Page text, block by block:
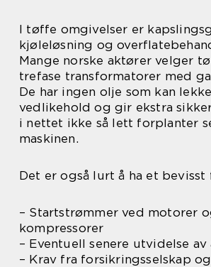
I tøffe omgivelser er
kjøleløsning og
Mange norske aktører velger
trefase transformatorer med
De har ingen olje som kan
vedlikehold og gir ekstra
i nettet ikke så lett forplanter
maskinen.
Det er også lurt å ha et
– Startstrømmer ved motorer
kompressorer
– Eventuell senere utvidelse
– Krav fra forsikringsselskap